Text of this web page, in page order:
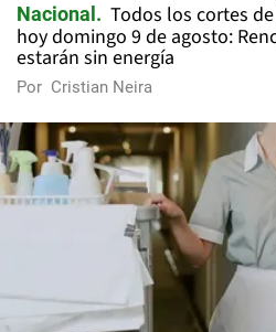
Nacional
Todos los cortes
hoy domingo 9 de agosto:
estarán sin energía
Por Cristian Neira